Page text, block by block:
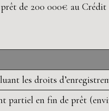
de 200 000€ au
les droits
partiel en fin de prêt